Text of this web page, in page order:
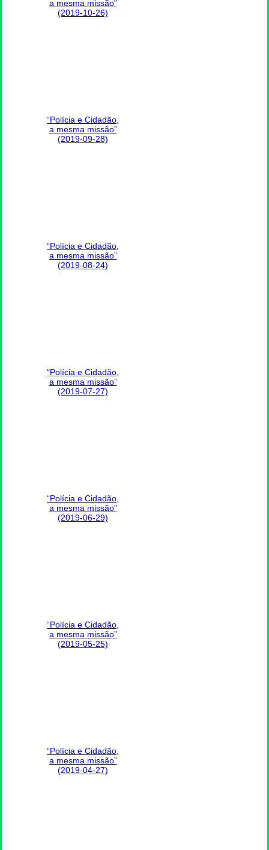
a mesma missão”
(2019-10-26)
“Polícia e Cidadão,
a mesma missão”
(2019-09-28)
“Polícia e Cidadão,
a mesma missão”
(2019-08-24)
“Polícia e Cidadão,
a mesma missão”
(2019-07-27)
“Polícia e Cidadão,
a mesma missão”
(2019-06-29)
“Polícia e Cidadão,
a mesma missão”
(2019-05-25)
“Polícia e Cidadão,
a mesma missão”
(2019-04-27)